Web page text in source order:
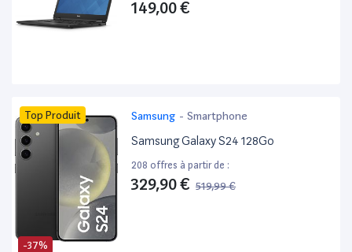
149,00 €
-37%
Top Produit Samsung - Smartphone
Samsung Galaxy S24 128Go
208 offres à partir de :
329,90 € 519,99 €